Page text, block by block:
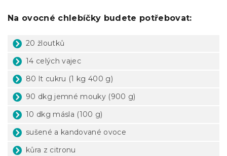
Na ovocné chlebíčky budete potřebovat:
20 žloutků
14 celých vajec
80 lt cukru (1 kg 400 g)
90 dkg jemné mouky (900 g)
10 dkg másla (100 g)
sušené a kandované ovoce
kůra z citronu